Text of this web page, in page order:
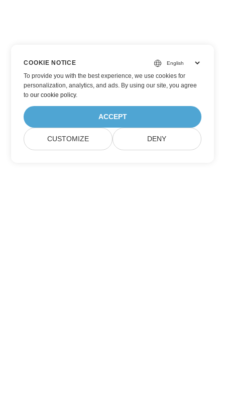
COOKIE NOTICE
To provide you with the best experience, we use cookies for
personalization, analytics, and ads. By using our site, you agree
toour cookie policy.
ACCEPT
CUSTOMIZE DENY